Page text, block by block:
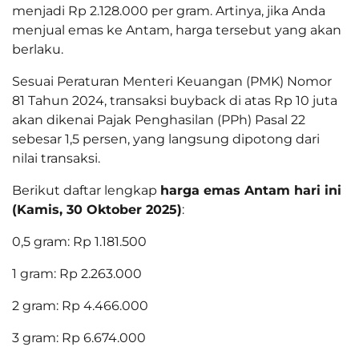
menjadi Rp 2.128.000 per gram. Artinya, jika Anda
menjual emas ke Antam, harga tersebut yang akan
berlaku.
Sesuai Peraturan Menteri Keuangan (PMK) Nomor
81 Tahun 2024, transaksi buyback di atas Rp 10 juta
akan dikenai Pajak Penghasilan (PPh) Pasal 22
sebesar 1,5 persen, yang langsung dipotong dari
nilai transaksi.
Berikut daftar lengkap harga emas Antam hari ini
(Kamis, 30 Oktober 2025):
0,5 gram: Rp 1.181.500
1 gram: Rp 2.263.000
2 gram: Rp 4.466.000
3 gram: Rp 6.674.000